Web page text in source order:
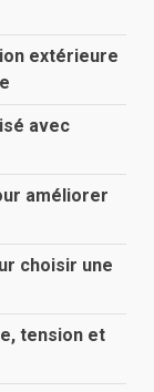
extérieure
avec
améliorer
choisir une
tension et